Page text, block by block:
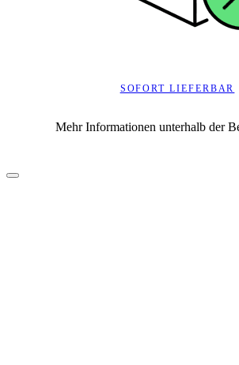
SOFORT LIEFERBAR
Mehr Informationen unterhalb der